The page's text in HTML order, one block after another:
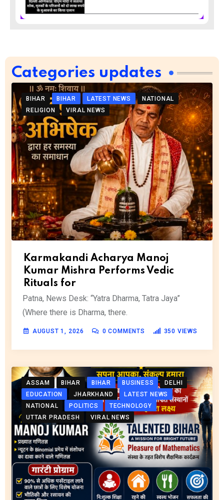
Categories updates
BIHAR BIHAR LATEST NEWS
NATIONAL
RELIGION
VIRAL NEWS
Karmakandi Acharya Manoj
Kumar Mishra Performs Vedic
Rituals for
Patna, News Desk: “Yatra Dharma, Tatra Jaya”
(Where there is Dharma, there.
AUGUST 1, 2026 0 COMMENTS 350 VIEWS
ASSAM BIHAR BIHAR BUSINESS
DELHI
EDUCATION
JHARKHAND
LATEST NEWS
NATIONAL
POLITICS
TECHNOLOGY
UTTAR PRADESH
VIRAL NEWS